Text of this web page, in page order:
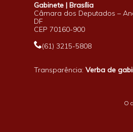
Gabinete | Brasília
Câmara dos Deputados –
DF
CEP 70160-900
(61) 3215-5808
Transparência:Verba de
O